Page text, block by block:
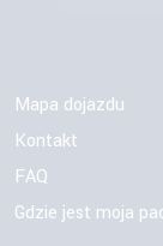
Mapa dojazdu
Kontakt
FAQ
Gdzie jest moja